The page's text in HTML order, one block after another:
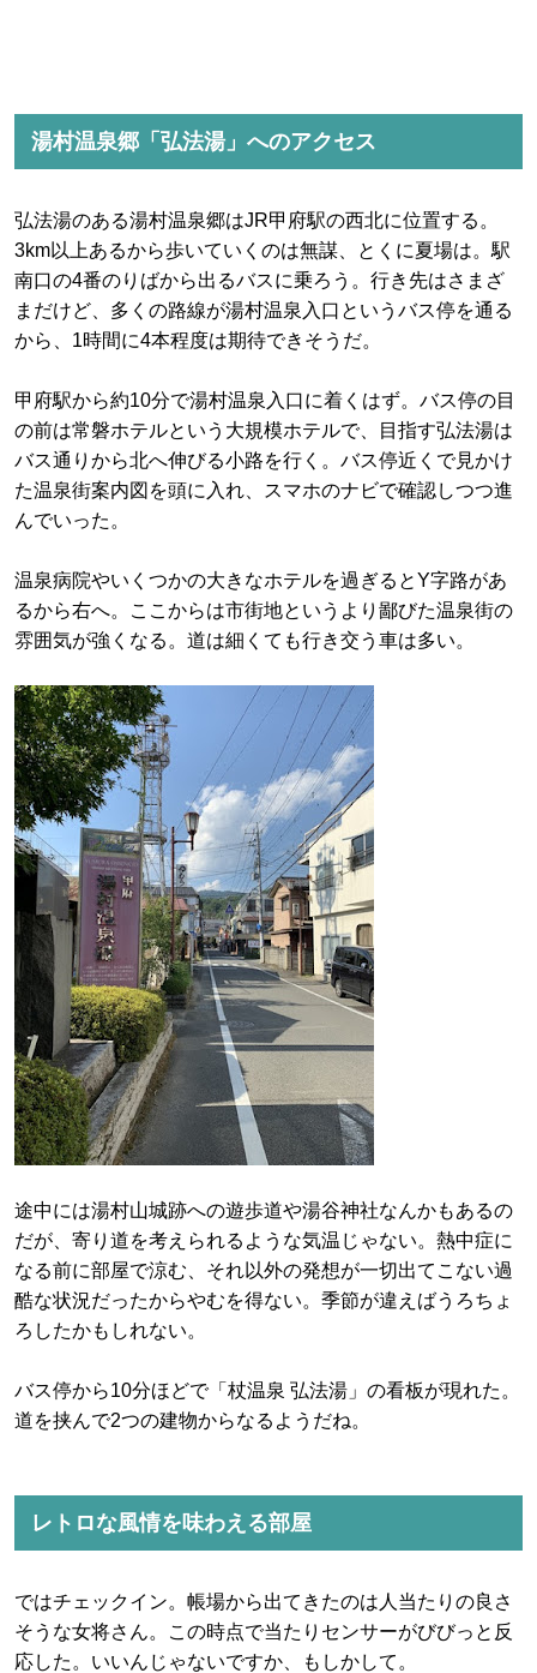
湯村温泉郷「弘法湯」へのアクセス
弘法湯のある湯村温泉郷はJR甲府駅の西北に位置する。
3km以上あるから歩いていくのは無謀、とくに夏場は。駅
南口の4番のりばから出るバスに乗ろう。行き先はさまざ
まだけど、多くの路線が湯村温泉入口というバス停を通る
から、1時間に4本程度は期待できそうだ。
甲府駅から約10分で湯村温泉入口に着くはず。バス停の目
の前は常磐ホテルという大規模ホテルで、目指す弘法湯は
バス通りから北へ伸びる小路を行く。バス停近くで見かけ
た温泉街案内図を頭に入れ、スマホのナビで確認しつつ進
んでいった。
温泉病院やいくつかの大きなホテルを過ぎるとY字路があ
るから右へ。ここからは市街地というより鄙びた温泉街の
雰囲気が強くなる。道は細くても行き交う車は多い。
途中には湯村山城跡への遊歩道や湯谷神社なんかもあるの
だが、寄り道を考えられるような気温じゃない。熱中症に
なる前に部屋で涼む、それ以外の発想が一切出てこない過
酷な状況だったからやむを得ない。季節が違えばうろちょ
ろしたかもしれない。
バス停から10分ほどで「杖温泉 弘法湯」の看板が現れた。
道を挟んで2つの建物からなるようだね。
レトロな風情を味わえる部屋
ではチェックイン。帳場から出てきたのは人当たりの良さ
そうな女将さん。この時点で当たりセンサーがびびっと反
応した。いいんじゃないですか、もしかして。